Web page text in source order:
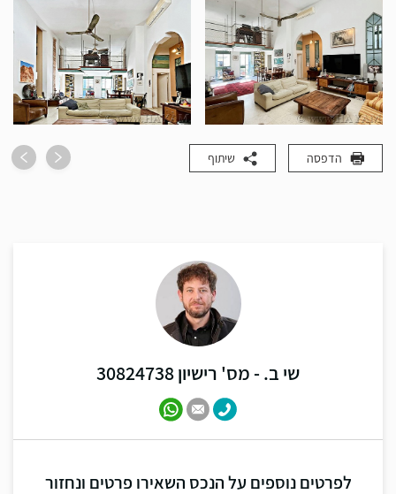
הדפסה שיתוף
שי ב. - מס' רישיון 30824738
לפרטים נוספים על הנכס השאירו פרטים ונחזור